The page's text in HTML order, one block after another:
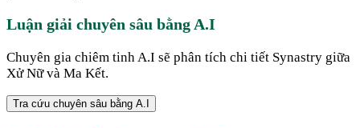
Luận giải chuyên sâu bằng A.I
Chuyên gia chiêm tinh A.I sẽ phân tích chi tiết Synastry giữa
Xử Nữvà Ma Kết.
Tra cứu chuyên sâu bằng A.I